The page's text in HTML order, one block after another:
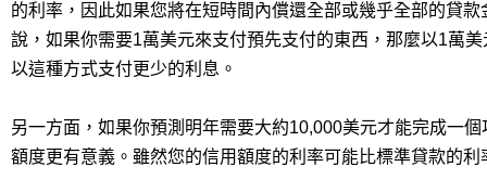
的利率，因此如果您將在短時間內償還全部或幾乎全部的貸
說，如果你需要1萬美元來支付預先支付的東西，那麼以1萬
以這種方式支付更少的利息。
另一方面，如果你預測明年需要大約10,000美元才能完成一
額度更有意義。雖然您的信用額度的利率可能比標準貸款的